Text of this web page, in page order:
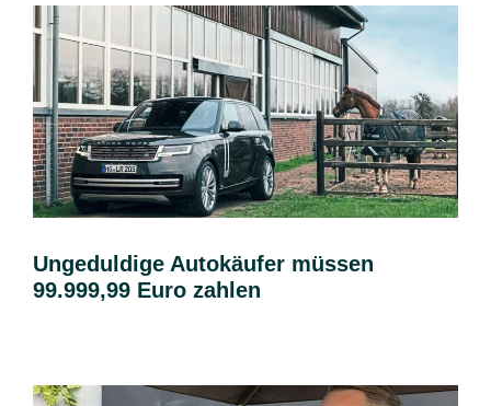
Ungeduldige Autokäufer müssen
99.999,99 Euro zahlen